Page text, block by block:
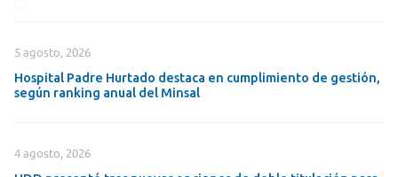
5 agosto, 2026
Hospital Padre Hurtado destaca en cumplimiento de gestión,
según ranking anual del Minsal
4 agosto, 2026